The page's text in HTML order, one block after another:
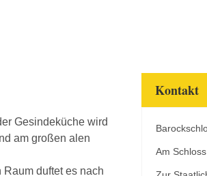
Gesindeküche wird
am großen alen
Raum duftet es nach
Kontakt
Am